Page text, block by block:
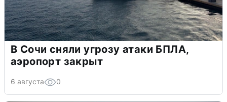
В Сочи сняли угрозу атаки БПЛА,
аэропорт закрыт
6 августа 0